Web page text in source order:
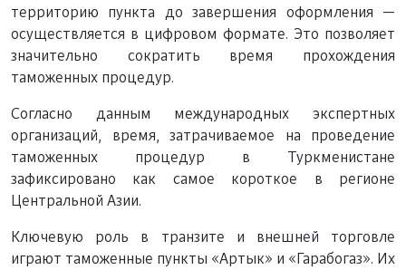
территорию пункта до завершения оформления —
осуществляется в цифровом формате. Это позволяет
значительно сократить время прохождения
таможенных процедур.
Согласно данным международных экспертных
организаций, время, затрачиваемое на проведение
таможенных процедур в Туркменистане
зафиксировано как самое короткое в регионе
Центральной Азии.
Ключевую роль в транзите и внешней торговле
играют таможенные пункты «Артык» и «Гарабогаз». Их